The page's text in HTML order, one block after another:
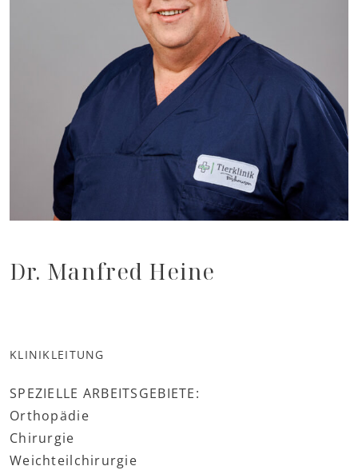
Dr. Manfred Heine
KLINIKLEITUNG
SPEZIELLE ARBEITSGEBIETE:
Orthopädie
Chirurgie
Weichteilchirurgie